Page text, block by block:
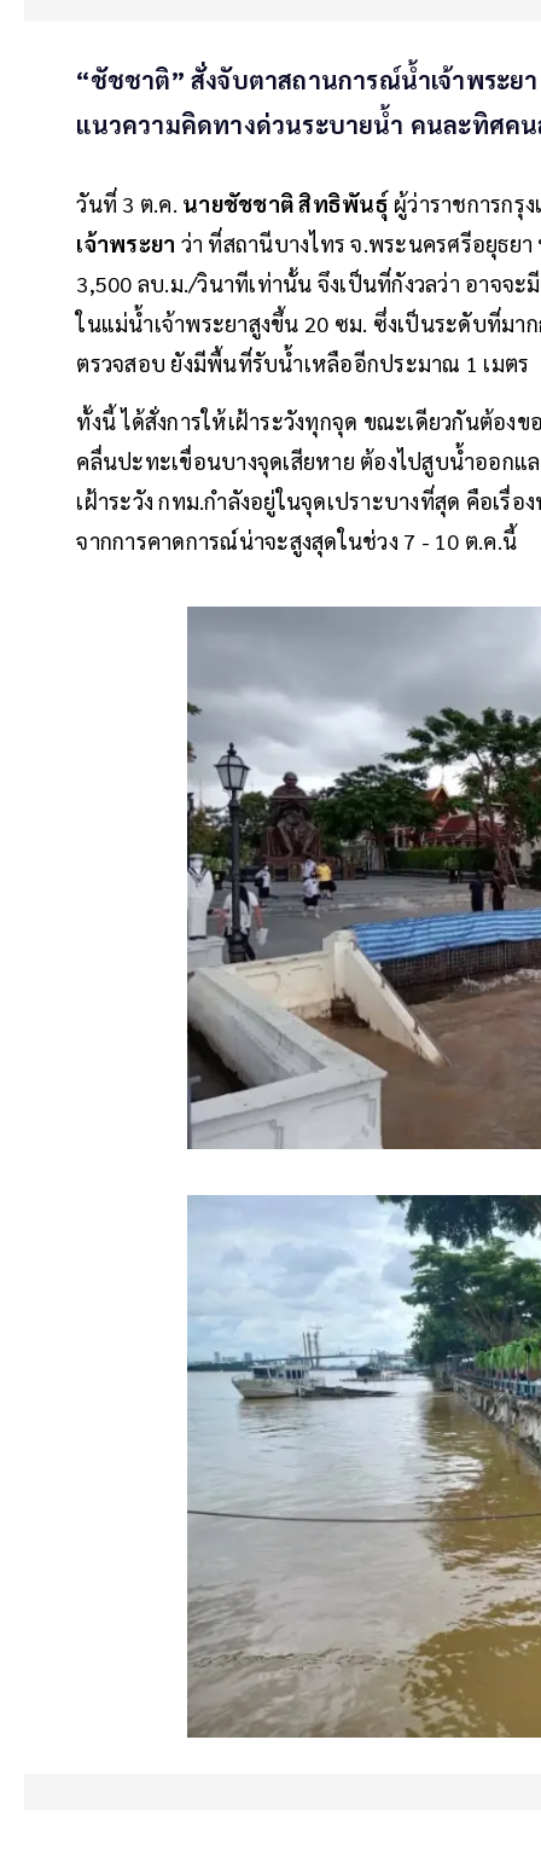
“ชัชชาติ” สั่งจับตาสถานการณ์น้ำเจ้าพระย
แนวความคิดทางด่วนระบายน้ำ คนละทิศค
วันที่ 3 ต.ค. นายชัชชาติ สิทธิพันธุ์ ผู้ว่าราชการกรุ
เจ้าพระยา ว่า ที่สถานีบางไทร จ.พระนครศรีอยุธย
3,500 ลบ.ม./วินาทีเท่านั้น จึงเป็นที่กังวลว่า อาจจะ
ในแม่น้ำเจ้าพระยาสูงขึ้น 20 ซม. ซึ่งเป็นระดับที่มา
ตรวจสอบ ยังมีพื้นที่รับน้ำเหลืออีกประมาณ 1 เมตร
ทั้งนี้ ได้สั่งการให้เฝ้าระวังทุกจุด ขณะเดียวกันต้อง
คลื่นปะทะเขื่อนบางจุดเสียหาย ต้องไปสูบน้ำออก
เฝ้าระวัง กทม.กำลังอยู่ในจุดเปราะบางที่สุด คือเ
จากการคาดการณ์น่าจะสูงสุดในช่วง 7 - 10 ต.ค.นี้